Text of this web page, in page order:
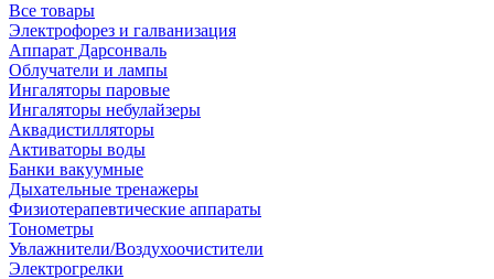
Все товары
Электрофорез и галванизация
Аппарат Дарсонваль
Облучатели и лампы
Ингаляторы паровые
Ингаляторы небулайзеры
Аквадистилляторы
Активаторы воды
Банки вакуумные
Дыхательные тренажеры
Физиотерапевтические аппараты
Тонометры
Увлажнители/Воздухоочистители
Электрогрелки